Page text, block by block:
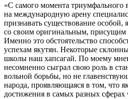
«С самого момента триумфального
на международную арену
признавать существование
со своим оригинальным, присущим
Именно это обстоятельство
успехам якутян. Некоторые
школы наш хапсагай. По моему
несомненно сыграл свою роль в
вольной борьбы, но не
народа, проявляющаяся в том, что
достижения в самых разных сферах